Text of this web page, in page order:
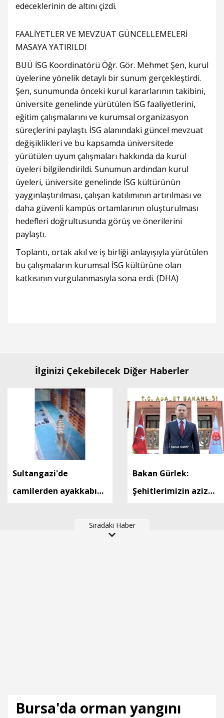
edeceklerinin de altını çizdi.
FAALİYETLER VE MEVZUAT GÜNCELLEMELERİ
MASAYA YATIRILDI
BUÜ İSG Koordinatörü Öğr. Gör. Mehmet Şen, kurul
üyelerine yönelik detaylı bir sunum gerçekleştirdi.
Şen, sunumunda önceki kurul kararlarının takibini,
üniversite genelinde yürütülen İSG faaliyetlerini,
eğitim çalışmalarını ve kurumsal organizasyon
süreçlerini paylaştı. İSG alanındaki güncel mevzuat
değişiklikleri ve bu kapsamda üniversitede
yürütülen uyum çalışmaları hakkında da kurul
üyeleri bilgilendirildi. Sunumun ardından kurul
üyeleri, üniversite genelinde İSG kültürünün
yaygınlaştırılması, çalışan katılımının artırılması ve
daha güvenli kampüs ortamlarının oluşturulması
hedefleri doğrultusunda görüş ve önerilerini
paylaştı.
Toplantı, ortak akıl ve iş birliği anlayışıyla yürütülen
bu çalışmaların kurumsal İSG kültürüne olan
katkısının vurgulanmasıyla sona erdi. (DHA)
İlginizi Çekebilecek Diğer Haberler
Sultangazi'de
camilerden ayakkabı
Bakan Gürlek:
Şehitlerimizin aziz
hiçbir tasarrufa izin
Sıradaki Haber
Bursa'da orman yangını